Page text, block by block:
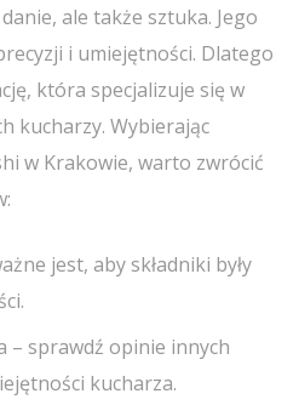
ale także sztuka. Jego
i umiejętności. Dlatego
która specjalizuje się w
kucharzy. Wybierając
w Krakowie, warto zwrócić
jest, aby składniki były
– sprawdź opinie innych
kucharza.